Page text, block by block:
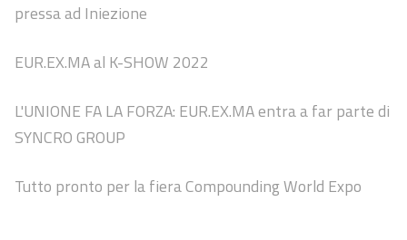
pressa ad Iniezione
EUR.EX.MA al K-SHOW 2022
L'UNIONE FA LA FORZA: EUR.EX.MA entra a far parte di
SYNCRO GROUP
Tutto pronto per la fiera Compounding World Expo